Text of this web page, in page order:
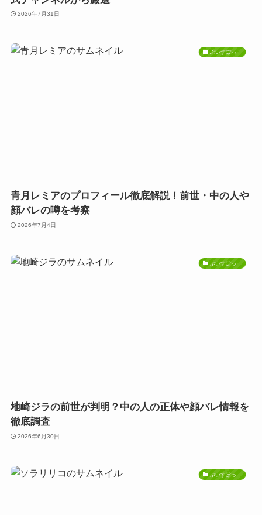
2026年7月31日
ぶいすぽっ！
青月レミアのプロフィール徹底解説！前世・中の人や
顔バレの噂を考察
2026年7月4日
ぶいすぽっ！
地崎ジラの前世が判明？中の人の正体や顔バレ情報を
徹底調査
2026年6月30日
ぶいすぽっ！